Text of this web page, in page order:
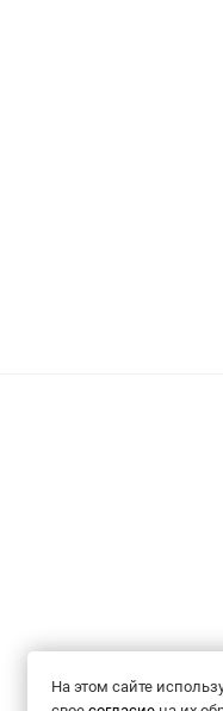
На этом сайте